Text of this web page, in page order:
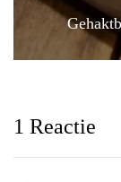
1 Reactie